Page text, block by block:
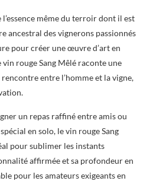
même du terroir dont il est
ancestral des vignerons passionnés
pour créer une œuvre d’art en
rouge Sang Mêlé raconte une
entre l’homme et la vigne,
un repas raffiné entre amis ou
en solo, le vin rouge Sang
pour sublimer les instants
affirmée et sa profondeur en
pour les amateurs exigeants en